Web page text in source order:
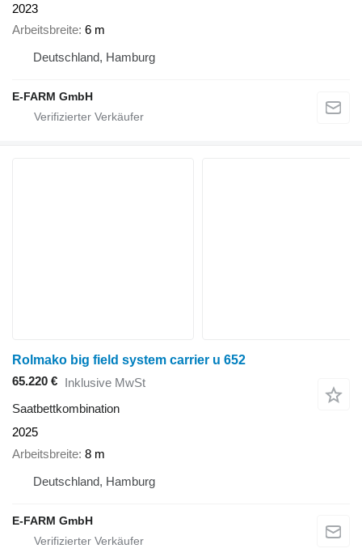
2023
Arbeitsbreite 6 m
Deutschland, Hamburg
E-FARM GmbH
Rolmako big field system carrier u 652
65.220 € Inklusive MwSt
Saatbettkombination
2025
Arbeitsbreite 8 m
Deutschland, Hamburg
E-FARM GmbH